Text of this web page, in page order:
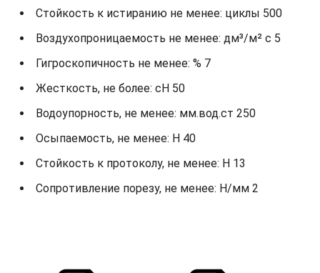
Стойкость к истиранию не менее: циклы 500
Воздухопроницаемость не менее: дм³/м² с 5
Гигроскопичность не менее: % 7
Жесткость, не более: cH 50
Водоупорность, не менее: мм.вод.ст 250
Осыпаемость, не менее: H 40
Стойкость к протоколу, не менее: H 13
Сопротивление порезу, не менее: Н/мм 2